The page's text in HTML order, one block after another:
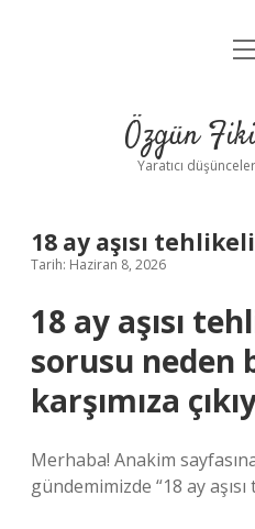
Yasal
Özgün
Yaratıcı
18 ay aşısı
Tarih: Haziran 8, 2026
18 ay aşısı
sorusu neden
karşımıza
Merhaba! Anakim
gündemimizde “18 ay